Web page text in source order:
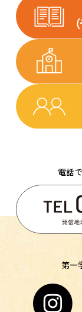
電話
第一